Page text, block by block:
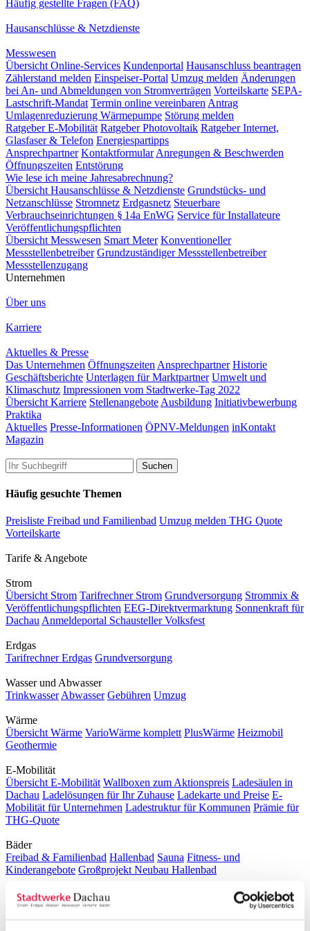
Häufig gestellte Fragen (FAQ)
Hausanschlüsse & Netzdienste
Messwesen
Übersicht Online-Services Kundenportal Hausanschluss beantragen
Zählerstand melden Einspeiser-Portal Umzug melden Änderungen
bei An- und Abmeldungen von Stromverträgen Vorteilskarte SEPA-
Lastschrift-Mandat Termin online vereinbaren Antrag
Umlagenreduzierung Wärmepumpe Störung melden
Ratgeber E-Mobilität Ratgeber Photovoltaik Ratgeber Internet,
Glasfaser & Telefon Energiespartipps
Ansprechpartner Kontaktformular Anregungen & Beschwerden
Öffnungszeiten Entstörung
Wie lese ich meine Jahresabrechnung?
Übersicht Hausanschlüsse & Netzdienste Grundstücks- und
Netzanschlüsse Stromnetz Erdgasnetz Steuerbare
Verbrauchseinrichtungen § 14a EnWG Service für Installateure
Veröffentlichungspflichten
Übersicht Messwesen Smart Meter Konventioneller
Messstellenbetreiber Grundzuständiger Messstellenbetreiber
Messstellenzugang
Unternehmen
Über uns
Karriere
Aktuelles & Presse
Das Unternehmen Öffnungszeiten Ansprechpartner Historie
Geschäftsberichte Unterlagen für Marktpartner Umwelt und
Klimaschutz Impressionen vom Stadtwerke-Tag 2022
Übersicht Karriere Stellenangebote Ausbildung Initiativbewerbung
Praktika
Aktuelles Presse-Informationen ÖPNV-Meldungen inKontakt
Magazin
Häufig gesuchte Themen
Preisliste Freibad und Familienbad Umzug melden THG Quote
Vorteilskarte
Tarife & Angebote
Strom
Übersicht Strom Tarifrechner Strom Grundversorgung Strommix &
Veröffentlichungspflichten EEG-Direktvermarktung Sonnenkraft für
Dachau Anmeldeportal Schausteller Volksfest
Erdgas
Tarifrechner Erdgas Grundversorgung
Wasser und Abwasser
Trinkwasser Abwasser Gebühren Umzug
Wärme
Übersicht Wärme VarioWärme komplett PlusWärme Heizmobil
Geothermie
E-Mobilität
Übersicht E-Mobilität Wallboxen zum Aktionspreis Ladesäulen in
Dachau Ladelösungen für Ihr Zuhause Ladekarte und Preise E-
Mobilität für Unternehmen Ladestruktur für Kommunen Prämie für
THG-Quote
Bäder
Freibad & Familienbad Hallenbad Sauna Fitness- und
Kinderangebote Großprojekt Neubau Hallenbad
Mobilität
Busverkehr in Dachau Parkhäuser